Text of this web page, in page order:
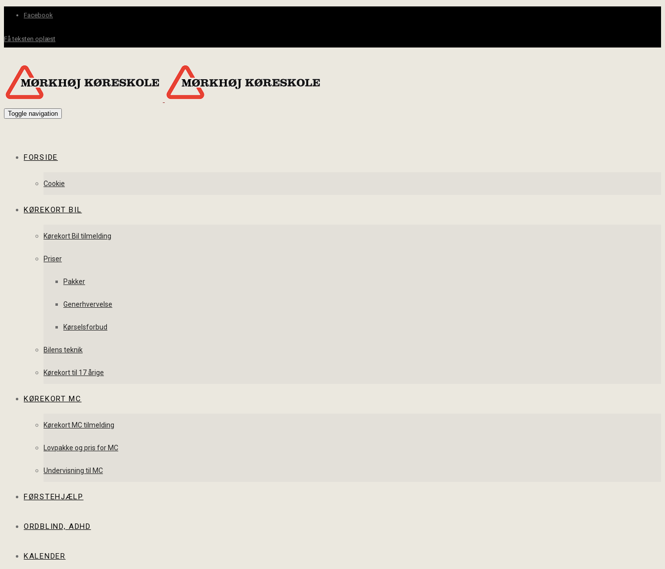
Facebook
Få teksten oplæst
Toggle navigation
FORSIDE
Cookie
KØREKORT BIL
Kørekort Bil tilmelding
Priser
Pakker
Generhvervelse
Kørselsforbud
Bilens teknik
Kørekort til 17 årige
KØREKORT MC
Kørekort MC tilmelding
Lovpakke og pris for MC
Undervisning til MC
FØRSTEHJÆLP
ORDBLIND, ADHD
KALENDER